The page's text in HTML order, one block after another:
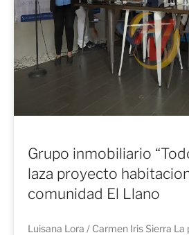
Grupo inmobiliario
laza proyecto
comunidad El Llano
Luisana Lora / Carmen Iris Sierra